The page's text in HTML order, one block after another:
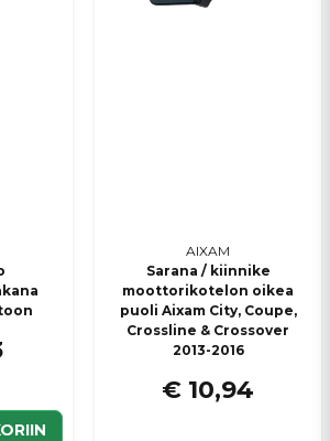
AIXAM
Sarana / kiinnike
moottorikotelon oikea
puoli Aixam City, Coupe,
Crossline & Crossover
2013-2016
€ 10,94